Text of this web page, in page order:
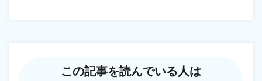
この記事を読んでいる人は